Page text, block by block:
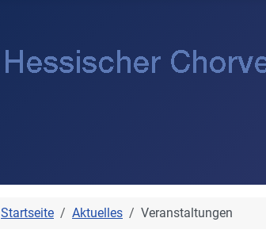
Startseite Aktuelles Veranstaltungen